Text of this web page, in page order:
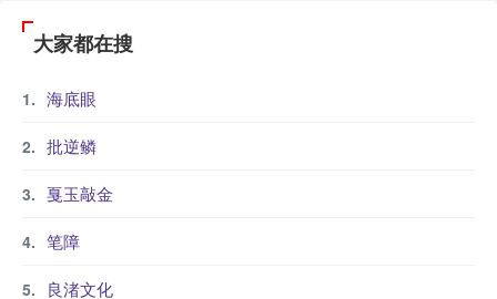
大家都在搜
海底眼
批逆鳞
戛玉敲金
笔障
良渚文化